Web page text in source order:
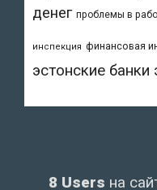
денег проблемы в
инспекция финансовая
эстонские банки
8 Users на